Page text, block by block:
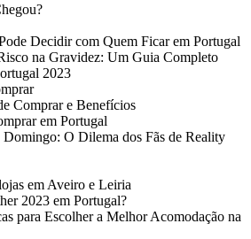
Decidir com Quem Ficar em Portugal
na Gravidez: Um Guia Completo
2023
Comprar e Benefícios
em Portugal
O Dilema dos Fãs de Reality
em Aveiro e Leiria
2023 em Portugal?
para Escolher a Melhor Acomodação na